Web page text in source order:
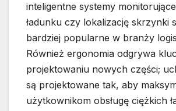
inteligentne systemy
ładunku czy lokalizację skrzynki
bardziej popularne w branży
Również ergonomia odgrywa
projektowaniu nowych części;
są projektowane tak, aby
użytkownikom obsługę ciężkich